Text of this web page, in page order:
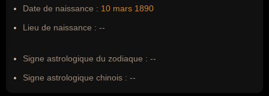
Date de naissance : 10 mars 1890
Lieu de naissance : --
Signe astrologique du zodiaque : --
Signe astrologique chinois : --